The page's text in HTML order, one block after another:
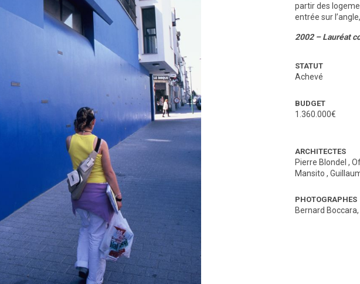
partir des
entrée sur
2002 – Lauréat
STATUT
Achevé
BUDGET
1.360.000€
ARCHITECTES
Pierre Blondel ,
Mansito ,
PHOTOGRAPHES
Bernard